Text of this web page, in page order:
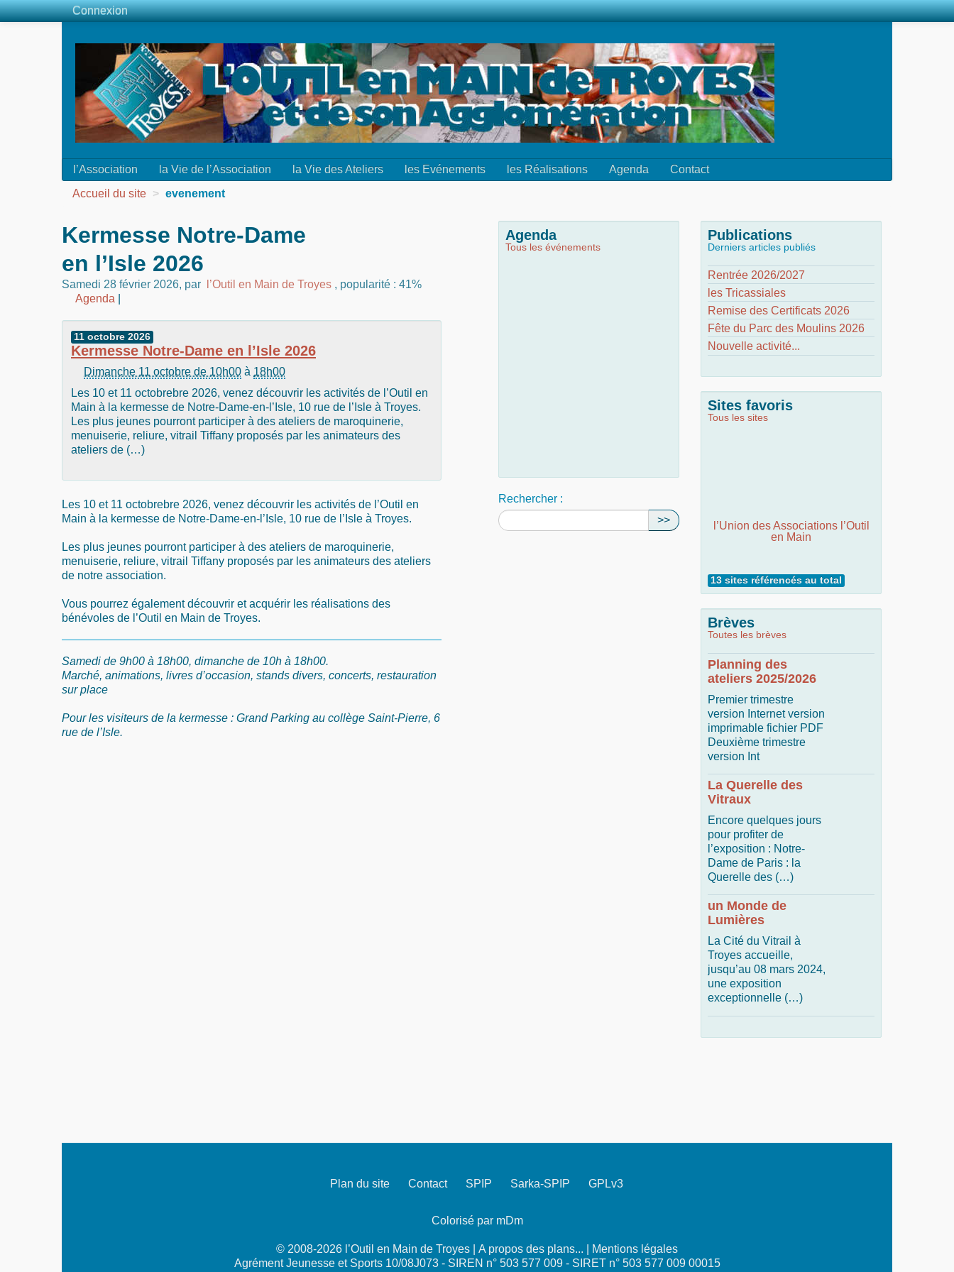
l’Association la Vie de l’Association la Vie des Ateliers les Evénements les Réalisations Agenda
Contact
Accueil du site > evenement
Kermesse Notre-Dame
en l’Isle 2026
Samedi 28 février 2026, par l’Outil en Main de Troyes , popularité : 41%
Agenda
11 octobre 2026
Kermesse Notre-Dame en l’Isle 2026
Dimanche 11 octobre de 10h00 à 18h00
Les 10 et 11 octobrebre 2026, venez découvrir les activités de l’Outil en
Main à la kermesse de Notre-Dame-en-l’Isle, 10 rue de l’Isle à Troyes.
Les plus jeunes pourront participer à des ateliers de maroquinerie,
menuiserie, reliure, vitrail Tiffany proposés par les animateurs des
ateliers de (…)
Les 10 et 11 octobrebre 2026, venez découvrir les activités de l’Outil en
Main à la kermesse de Notre-Dame-en-l’Isle, 10 rue de l’Isle à Troyes.
Les plus jeunes pourront participer à des ateliers de maroquinerie,
menuiserie, reliure, vitrail Tiffany proposés par les animateurs des ateliers
de notre association.
Vous pourrez également découvrir et acquérir les réalisations des
bénévoles de l’Outil en Main de Troyes.
Samedi de 9h00 à 18h00, dimanche de 10h à 18h00.
Marché, animations, livres d’occasion, stands divers, concerts, restauration
sur place
Pour les visiteurs de la kermesse : Grand Parking au collège Saint-Pierre, 6
rue de l’Isle.
Agenda
Tous les événements
Rechercher :
>>
Publications
Derniers articles publiés
Rentrée 2026/2027
les Tricassiales
Remise des Certificats 2026
Fête du Parc des Moulins 2026
Nouvelle activité...
Sites favoris
Tous les sites
l’Union des Associations l’Outil
en Main
13 sites référencés au total
Brèves
Toutes les brèves
Planning des
ateliers 2025/2026
Premier trimestre
version Internet version
imprimable fichier PDF
Deuxième trimestre
version Int
La Querelle des
Vitraux
Encore quelques jours
pour profiter de
l’exposition : Notre-
Dame de Paris : la
Querelle des (…)
un Monde de
Lumières
La Cité du Vitrail à
Troyes accueille,
jusqu’au 08 mars 2024,
une exposition
exceptionnelle (…)
Plan du site Contact SPIP Sarka-SPIP GPLv3
Colorisé par mDm
© 2008-2026 l’Outil en Main de Troyes | A propos des plans...
Mentions légales
Agrément Jeunesse et Sports 10/08J073 - SIREN n° 503 577 009 - SIRET n° 503 577 009 00015
Connexion